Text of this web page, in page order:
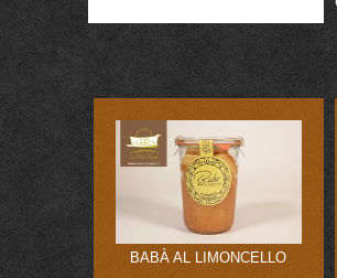
BABÀ AL LIMONCELLO